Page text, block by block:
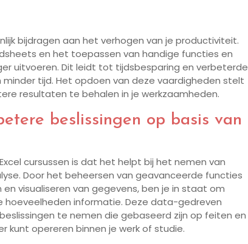
bijdragen aan het verhogen van je productiviteit.
en het toepassen van handige functies en
uitvoeren. Dit leidt tot tijdsbesparing en verbeterde
tijd. Het opdoen van deze vaardigheden stelt
resultaten te behalen in je werkzaamheden.
beslissingen op basis van
cursussen is dat het helpt bij het nemen van
Door het beheersen van geavanceerde functies
visualiseren van gegevens, ben je in staat om
hoeveelheden informatie. Deze data-gedreven
te nemen die gebaseerd zijn op feiten en
kunt opereren binnen je werk of studie.